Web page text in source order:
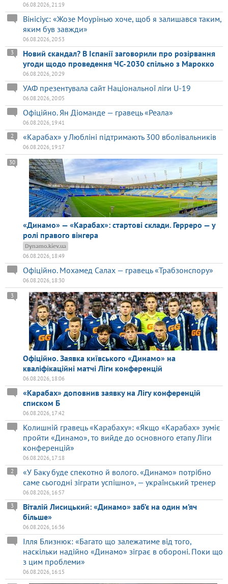
06.08.2026, 21:19
Вінісіус: «Жозе Моурінью хоче, щоб я залишався таким,
яким був завжди»
06.08.2026, 20:53
Новий скандал? В Іспанії заговорили про розірвання
угоди щодо проведення ЧС-2030 спільно з Марокко
3
06.08.2026, 20:29
УАФ презентувала сайт Національної ліги U-19
06.08.2026, 20:05
Офіційно. Ян Діоманде — гравець «Реала»
06.08.2026, 19:41
«Карабах» у Любліні підтримають 300 вболівальників
2
06.08.2026, 19:17
«Динамо» — «Карабах»: стартові склади. Герреро — у
ролі правого вінгера
30
Dynamo.kiev.ua
06.08.2026, 18:49
Офіційно. Мохамед Салах — гравець «Трабзонспору»
06.08.2026, 18:30
Офіційно. Заявка київського «Динамо» на
кваліфікаційні матчі Ліги конференцій
3
06.08.2026, 18:06
«Карабах» доповнив заявку на Лігу конференцій
списком Б
06.08.2026, 17:42
Колишній гравець «Карабаху»: «Якщо «Карабах» зуміє
пройти «Динамо», то вийде до основного етапу Ліги
конференцій»
06.08.2026, 17:18
«У Баку буде спекотно й волого. «Динамо» потрібно
саме сьогодні зіграти успішно», — український тренер
2
06.08.2026, 16:57
Віталій Лисицький: «Динамо» заб’є на один м’яч
більше»
3
06.08.2026, 16:36
Ілля Близнюк: «Багато що залежатиме від того,
наскільки надійно «Динамо» зіграє в обороні. Поки що
з цим проблеми»
06.08.2026, 16:15